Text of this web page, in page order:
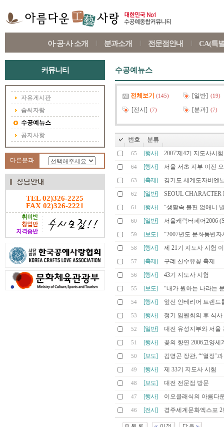
아·공·사 소개 분과소개 전문점안내 CA(특
커뮤니티
자유게시판
솜씨자랑
수공예뉴스
공지사항
다른분과
TEL 02)326-2225
FAX 02)326-2221
수공예뉴스
전체보기 (145) [일반] (19)
[전시] (7) [분과] (7)
번호 분류
65 [행사] 2007'제4기 지도사시
64 [행사] 서울 서초 지부 이전
63 [축제] 경기도 세계도자비엔
62 [일반] SEOUL CHARACTER
61 [행사] "생활속 불편 없애니
60 [일반] 서울캐릭터페어2006
59 [보도] “2007년도 문화동반
58 [행사] 제 21기 지도사 시험
57 [축제] 구례 산수유꽃 축제
56 [행사] 43기 지도사 시험
55 [보도] “내가 원하는 나라는
54 [행사] 앞선 인테리어 트렌드
53 [행사] 정기 임원회의 후 식사
52 [일반] 대전 유성지부와 서울
51 [행사] 꽃의 향연 2006고양세
50 [보도] 김명곤 장관, “‘열정’
49 [행사] 제 33기 지도사 시험
48 [보도] 대전 전문점 방문
47 [행사] 이오클래식의 아름다
46 [전시] 경주세계문화엑스포